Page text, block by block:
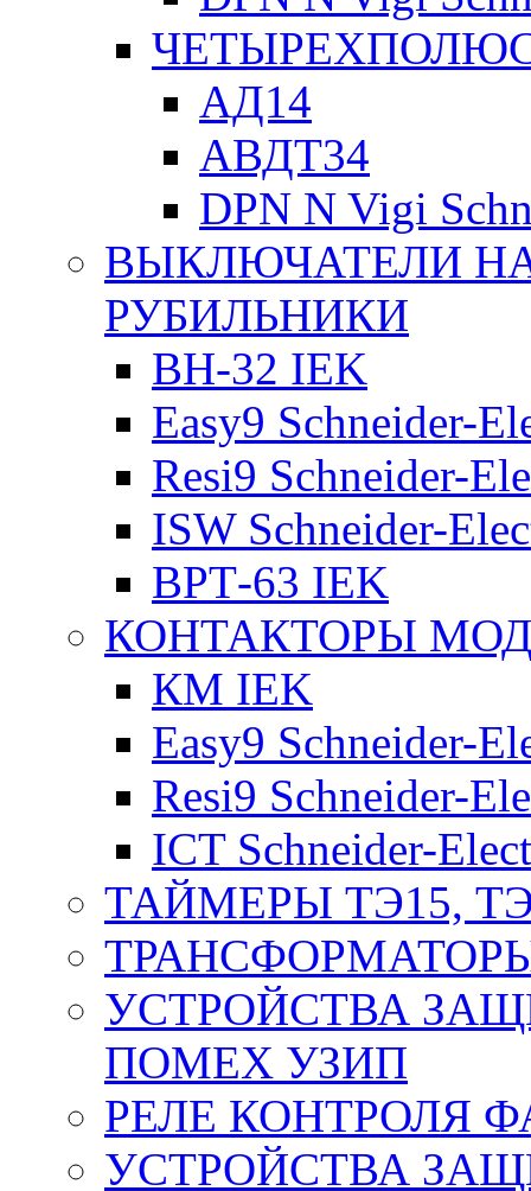
АД14
АВДТ34
DPN N Vigi
ВЫКЛЮЧАТЕЛИ
РУБИЛЬНИКИ
ВН-32 IEK
Easy9 Schneider-
Resi9 Schneider-
ISW Schneider-
ВРТ-63 IEK
КОНТАКТОРЫ
КМ IEK
Easy9 Schneider-
Resi9 Schneider-
ICT Schneider-
ТАЙМЕРЫ ТЭ15,
УСТРОЙСТВА
ПОМЕХ УЗИП
РЕЛЕ КОНТРОЛЯ
УСТРОЙСТВА